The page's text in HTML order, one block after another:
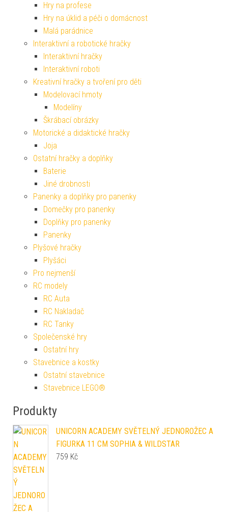
Hry na profese
Hry na úklid a péči o domácnost
Malá parádnice
Interaktivní a robotické hračky
Interaktivní hračky
Interaktivní roboti
Kreativní hračky a tvoření pro děti
Modelovací hmoty
Modelíny
Škrábací obrázky
Motorické a didaktické hračky
Joja
Ostatní hračky a doplňky
Baterie
Jiné drobnosti
Panenky a doplňky pro panenky
Domečky pro panenky
Doplňky pro panenky
Panenky
Plyšové hračky
Plyšáci
Pro nejmenší
RC modely
RC Auta
RC Nakladač
RC Tanky
Společenské hry
Ostatní hry
Stavebnice a kostky
Ostatní stavebnice
Stavebnice LEGO®
Produkty
UNICORN ACADEMY SVĚTELNÝ JEDNOROŽEC A
FIGURKA 11 CM SOPHIA & WILDSTAR
759 Kč